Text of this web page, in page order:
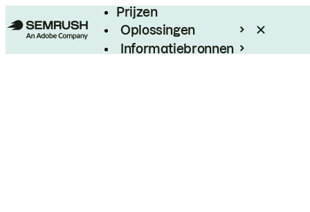
Prijzen
Oplossingen
Informatiebronnen